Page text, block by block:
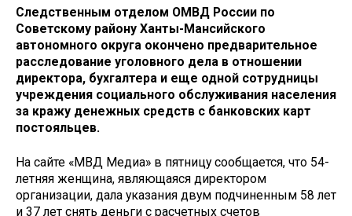
Следственным отделом ОМВД России по
Советскому району Ханты-Мансийского
автономного округа окончено предварительное
расследование уголовного дела в отношении
директора, бухгалтера и еще одной сотрудницы
учреждения социального обслуживания населения
за кражу денежных средств с банковских карт
постояльцев.
На сайте «МВД Медиа» в пятницу сообщается, что 54-
летняя женщина, являющаяся директором
организации, дала указания двум подчиненным 58 лет
и 37 лет снять деньги с расчетных счетов